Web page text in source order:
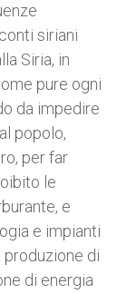
siriani
Siria, in
pure ogni
da impedire
popolo,
per far
le
e
e impianti
di
di energia